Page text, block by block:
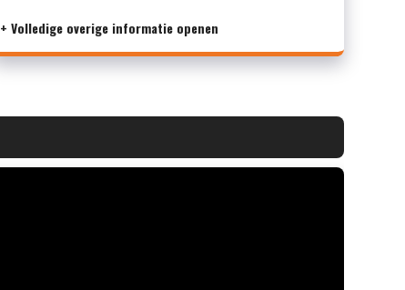
+ Volledige overige informatie openen